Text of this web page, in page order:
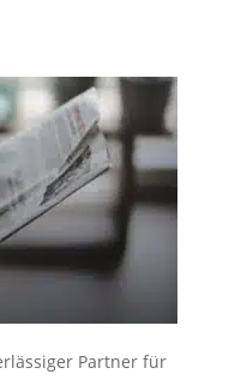
Partner für